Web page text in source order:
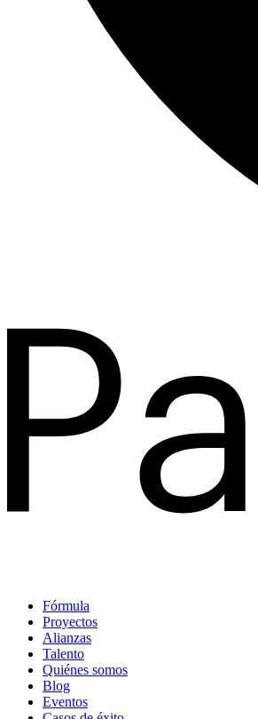
Fórmula
Proyectos
Alianzas
Talento
Quiénes somos
Blog
Eventos